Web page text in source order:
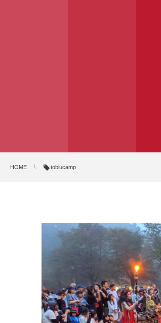
HOME tobiucamp